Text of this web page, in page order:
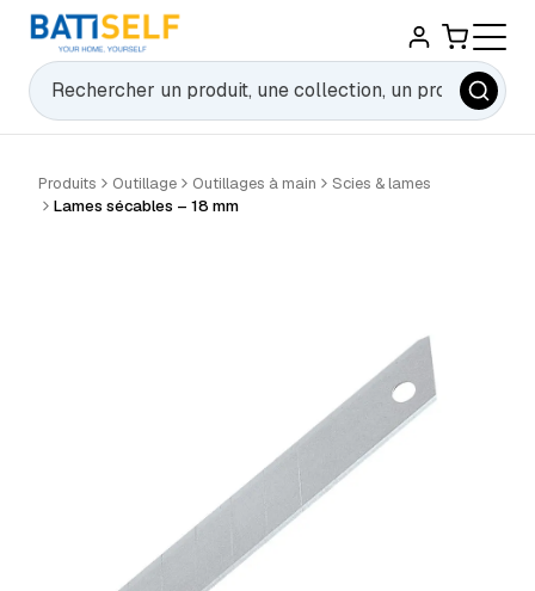
Rechercher
Produits Outillage Outillages à main
Scies & lames
Lames sécables – 18 mm